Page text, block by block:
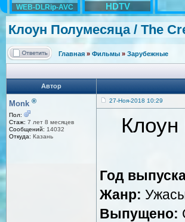
WEB-DLRip-AVC HDTV
Клоун Полумесяца / The
Главная » Фильмы » Зарубежные
Автор
Monk ®
Пол:
Стаж: 7 лет 8 месяцев
Сообщений: 14032
Откуда: Казань
27-Ноя-2018 10:29
Год
Жанр:
Выпущено: